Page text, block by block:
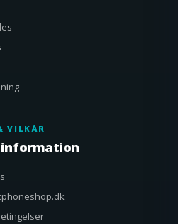
VILKÅR